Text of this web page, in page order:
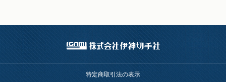
特定商取引法の表示